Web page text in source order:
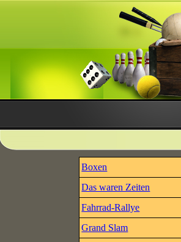
Boxen
Das waren Zeiten
Fahrrad-Rallye
Grand Slam